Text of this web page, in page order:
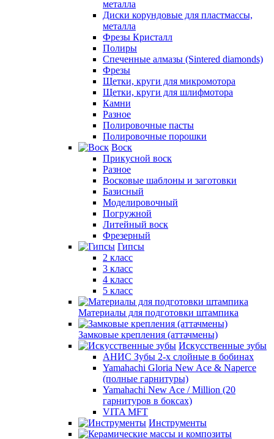
металла
Диски корундовые для пластмассы,
металла
Фрезы Кристалл
Полиры
Спеченные алмазы (Sintered diamonds)
Фрезы
Щетки, круги для микромотора
Щетки, круги для шлифмотора
Камни
Разное
Полировочные пасты
Полировочные порошки
Воск
Прикусной воск
Разное
Восковые шаблоны и заготовки
Базисный
Моделировочный
Погружной
Литейный воск
Фрезерный
Гипсы
2 класс
3 класс
4 класс
5 класс
Материалы для подготовки штампика
Замковые крепления (аттачмены)
Искусственные зубы
АНИС Зубы 2-х слойные в бобинах
Yamahachi Gloria New Ace & Naperce
(полные гарнитуры)
Yamahachi New Ace / Million (20
гарнитуров в боксах)
VITA MFT
Инструменты